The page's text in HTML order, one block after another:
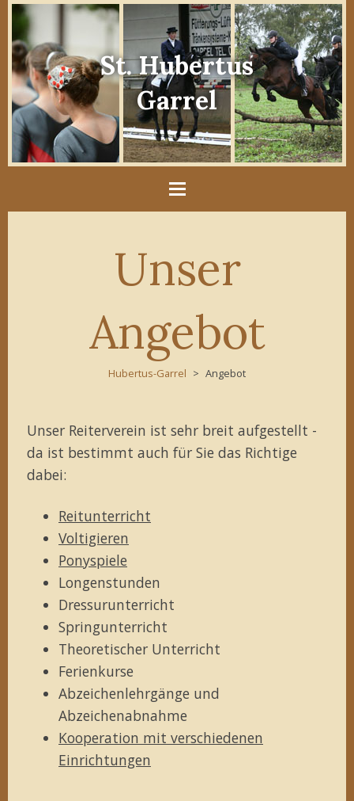
St. Hubertus
Garrel
Unser
Angebot
Hubertus-Garrel Angebot
Unser Reiterverein ist sehr breit aufgestellt -
da ist bestimmt auch für Sie das Richtige
dabei:
Reitunterricht
Voltigieren
Ponyspiele
Longenstunden
Dressurunterricht
Springunterricht
Theoretischer Unterricht
Ferienkurse
Abzeichenlehrgänge und
Abzeichenabnahme
Kooperation mit verschiedenen
Einrichtungen